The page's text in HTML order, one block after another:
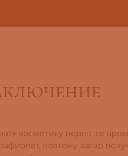
косметику перед
поэтому загар